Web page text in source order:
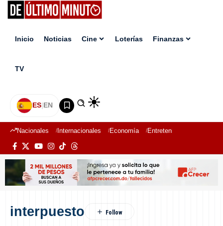
Inicio Noticias Cine Loterías Finanzas
TV
ES|EN
Nacionales Internacionales Economía Entretenimiento
interpuesto